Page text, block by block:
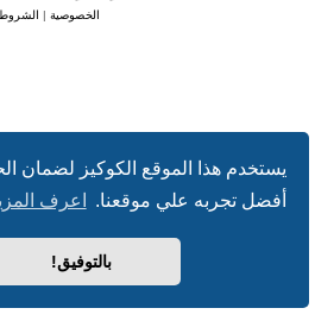
يستخدم هذا الموقع الكوكيز لضمان
أفضل تجربه علي موقعنا.
اعرف
بالتوفيق!
الخصوصية | الشروط